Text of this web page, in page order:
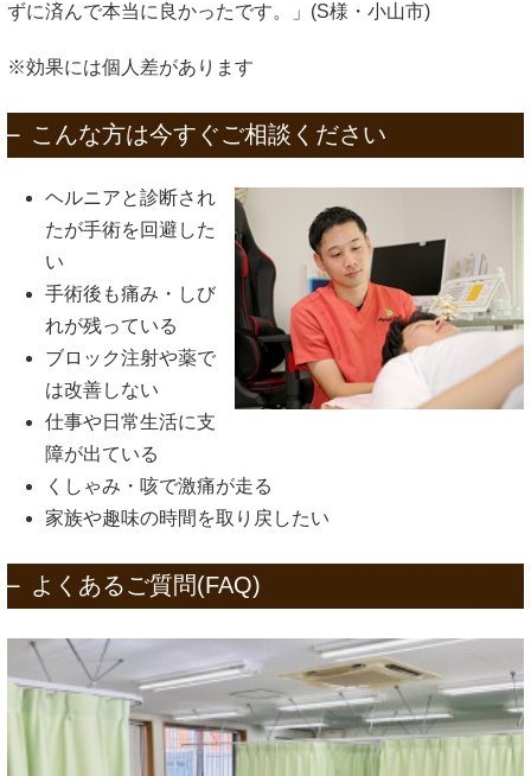
ずに済んで本当に良かったです。」(S様・小山市)
※効果には個人差があります
こんな方は今すぐご相談ください
ヘルニアと診断され
たが手術を回避した
い
手術後も痛み・しび
れが残っている
ブロック注射や薬で
は改善しない
仕事や日常生活に支
障が出ている
くしゃみ・咳で激痛が走る
家族や趣味の時間を取り戻したい
よくあるご質問(FAQ)